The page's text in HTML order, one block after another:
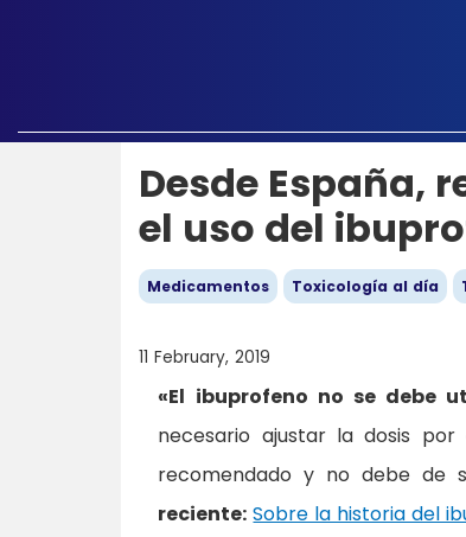
Desde España,
el uso del
Medicamentos Toxicología al día
11 February, 2019
«El ibuprofeno no se debe
necesario ajustar la dosis
recomendado y no debe de
reciente: Sobre la historia del